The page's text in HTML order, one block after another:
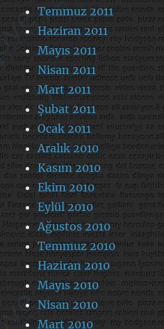
Temmuz 2011
Haziran 2011
Mayıs 2011
Nisan 2011
Mart 2011
Şubat 2011
Ocak 2011
Aralık 2010
Kasım 2010
Ekim 2010
Eylül 2010
Ağustos 2010
Temmuz 2010
Haziran 2010
Mayıs 2010
Nisan 2010
Mart 2010